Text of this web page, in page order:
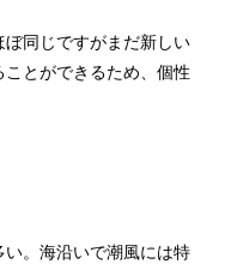
同じですがまだ新しい
とができるため、個性
。海沿いで潮風には特